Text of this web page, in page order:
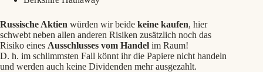
Russische Aktien würden wir beide keine kaufen, hier
schwebt neben allen anderen Risiken zusätzlich noch das
Risiko eines Ausschlusses vom Handel im Raum!
D. h. im schlimmsten Fall könnt ihr die Papiere nicht handeln
und werden auch keine Dividenden mehr ausgezahlt.